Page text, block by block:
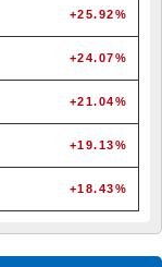
+25.92%
+24.07%
+21.04%
+19.13%
+18.43%